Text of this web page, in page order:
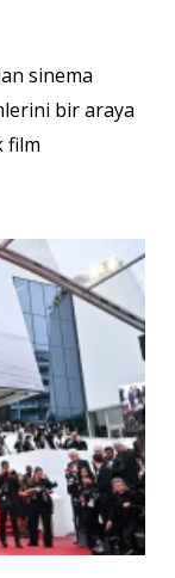
sinema
bir araya
film